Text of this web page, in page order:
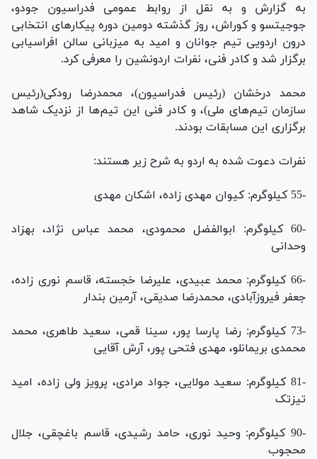
به گزارش و به نقل از روابط عمومی فدراسیون جودو،
جوجیتسو و کوراش، روز گذشته دومین دوره پیکارهای انتخابی
درون اردویی تیم جوانان و امید به میزبانی سالن افراسیابی
برگزار شد و کادر فنی، نفرات اردونشین را معرفی کرد.
محمد درخشان (رئیس فدراسیون)، محمدرضا رودکی(رئیس
سازمان تیم‌های ملی)، و کادر فنی این تیم‌ها از نزدیک شاهد
برگزاری این مسابقات بودند.
نفرات دعوت شده به اردو به شرح زیر هستند:
-55 کیلوگرم: کیوان مهدی زاده، اشکان مهدی
-60 کیلوگرم: ابوالفضل محمودی، محمد عباس نژاد، بهزاد
وحدانی
-66 کیلوگرم: محمد عبیدی، علیرضا خجسته، قاسم نوری زاده،
جعفر فیروزآبادی، محمدرضا صدیقی، آرمین بندار
-73 کیلوگرم: رضا پارسا پور، سینا قمی، سعید طاهری، محمد
محمدی بریمانلو، مهدی فتحی پور، آرش آقایی
-81 کیلوگرم: سعید مولایی، جواد مرادی، پرویز ولی زاده، امید
تیزتک
-90 کیلوگرم: وحید نوری، حامد رشیدی، قاسم باغچقی، جلال
محجوب